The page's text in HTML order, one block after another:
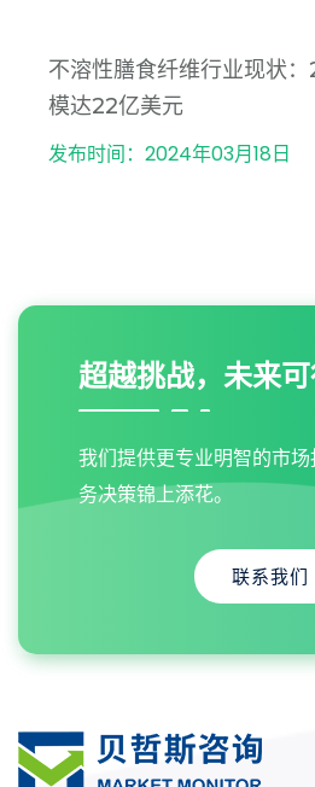
不溶性膳食纤维行业现状
模达22亿美元
发布时间：2024年03月18日
超越挑战，未来
我们提供更专业明智的市
务决策锦上添花。
联系我们